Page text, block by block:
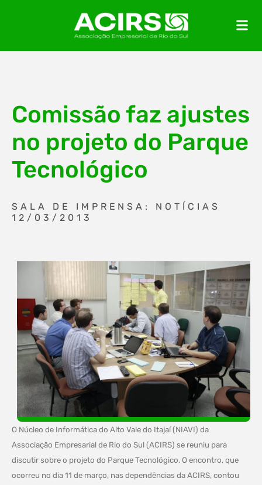
Comissão faz ajustes
no projeto do Parque
Tecnológico
SALA DE IMPRENSA: NOTÍCIAS
12/03/2013
O Núcleo de Informática do Alto Vale do Itajaí (NIAVI) da
Associação Empresarial de Rio do Sul (ACIRS) se reuniu para
discutir sobre o projeto do Parque Tecnológico. O encontro, que
ocorreu no dia 11 de março, nas dependências da ACIRS, contou